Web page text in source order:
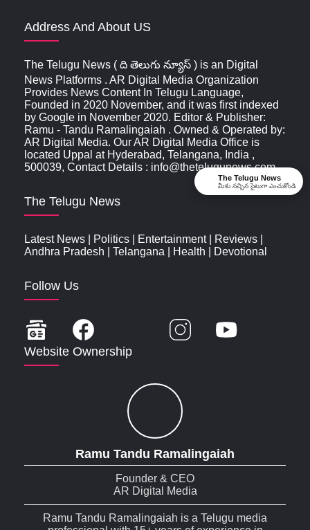
Address And About US
The Telugu News ( ది తెలుగు న్యూస్‌ ) is an Digital
News Platforms . AR Digital Media Organization
Provides News Content In Telugu Language,
Founded in 2020 November, and it was first indexed
by Google in November 2020. Editor & Publisher:
Ramu - Tandu Ramalingaiah . Owned & Operated by:
AR Digital Media. Our AR Digital Media Office is
located Uppal at Hyderabad, Telangana, India ,
500039, Contact Details : info@thetelugunews.com
The Telugu News
Latest News Politics Entertainment| Reviews
Andhra Pradesh
Telangana Health Devotional
Follow Us
Website Ownership
Ramu Tandu Ramalingaiah
Founder & CEO
AR Digital Media
Ramu Tandu Ramalingaiah is a Telugu media
The Telugu News
మీకు నచ్చిన సైటుగా ఎంచుకోండి